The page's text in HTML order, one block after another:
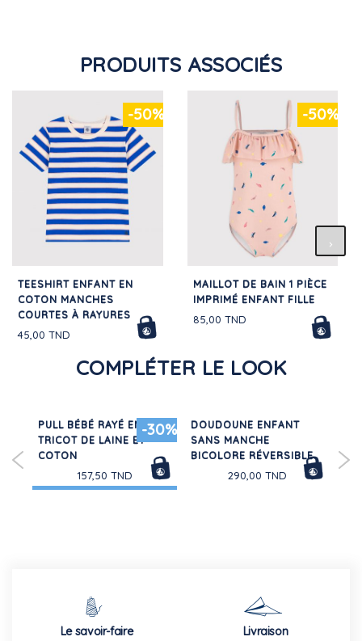
PRODUITS ASSOCIÉS
-50%
TEESHIRT ENFANT EN
COTON MANCHES
COURTES À RAYURES
45,00 TND
-50%
MAILLOT DE BAIN 1 PIÈCE
IMPRIMÉ ENFANT FILLE
85,00 TND
COMPLÉTER LE LOOK
-30%
PULL BÉBÉ RAYÉ EN
TRICOT DE LAINE ET
COTON
157,50 TND
DOUDOUNE ENFANT
SANS MANCHE
BICOLORE RÉVERSIBLE
290,00 TND
Le savoir-faire Livraison